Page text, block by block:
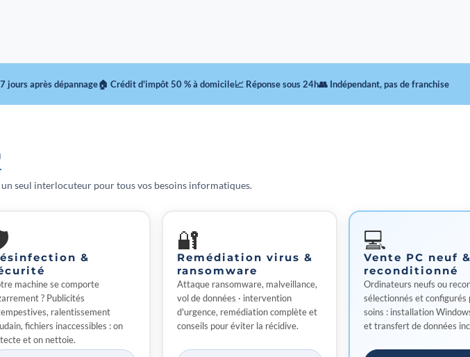
jours après dépannage🏠 Crédit d'impôt 50 % à domicile📈 Réponse sous 24h👥 Indépendant, pas de franchise
seul interlocuteur pour tous vos besoins informatiques.
&
machine se comporte
? Publicités
ralentissement
fichiers inaccessibles : on
et on nettoie.
🔐
Remédiation virus &
ransomware
Attaque ransomware, malveillance,
vol de données · intervention
d'urgence, remédiation complète et
conseils pour éviter la récidive.
💻
Vente PC neuf
reconditionné
Ordinateurs neufs ou
sélectionnés et configurés
soins : installation
et transfert de données